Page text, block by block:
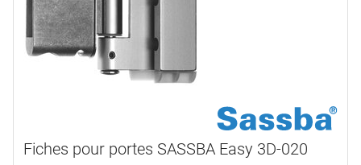
Fiches pour portes SASSBA Easy 3D-020